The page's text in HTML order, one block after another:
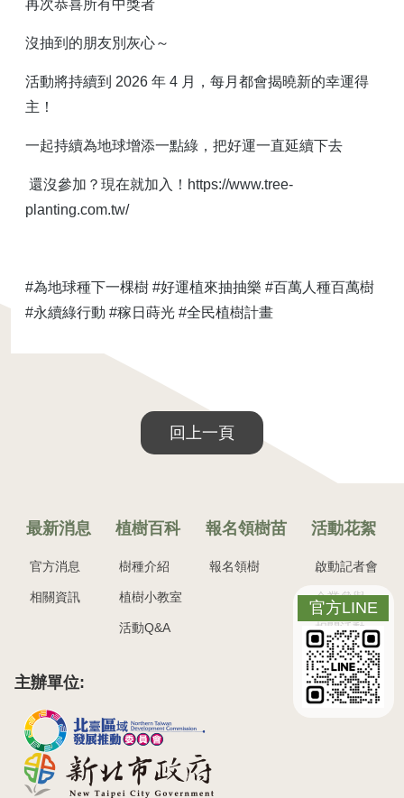
官方LINE
再次恭喜所有中獎者
沒抽到的朋友別灰心～
活動將持續到 2026 年 4 月，每月都會揭曉新的幸運得
主！
一起持續為地球增添一點綠，把好運一直延續下去
還沒參加？現在就加入！https://www.tree-
planting.com.tw/
#為地球種下一棵樹 #好運植來抽抽樂 #百萬人種百萬樹
#永續綠行動 #稼日蒔光 #全民植樹計畫
回上一頁
主辦單位:
最新消息
官方消息
相關資訊
植樹百科
樹種介紹
植樹小教室
活動Q&A
報名領樹苗
報名領樹
活動花絮
啟動記者會
企業參與
相關活動